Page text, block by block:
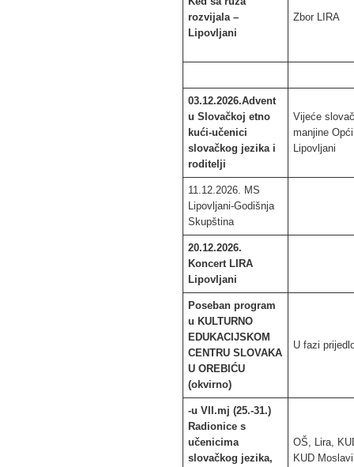
rozvijala –
Lipovljani
Zbor LIRA
03.12.2026.Advent
u Slovačkoj etno
kući-učenici
slovačkog jezika i
roditelji
Vijeće
manjine
Lipovljani
11.12.2026. MS
Lipovljani-Godišnja
Skupština
20.12.2026.
Koncert LIRA
Lipovljani
Poseban program
u KULTURNO
EDUKACIJSKOM
CENTRU SLOVAKA
U OREBIĆU
(okvirno)
U fazi
-u VII.mj (25.-31.)
Radionice s
učenicima
slovačkog jezika,
OŠ, Lira,
KUD